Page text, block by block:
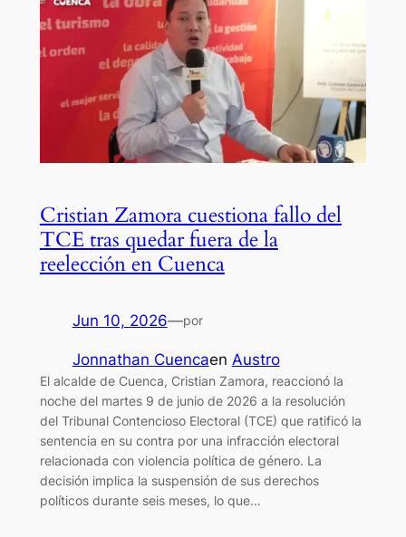
Cristian Zamora cuestiona fallo del
TCE tras quedar fuera de la
reelección en Cuenca
Jun 10, 2026—por
Jonnathan Cuencaen Austro
El alcalde de Cuenca, Cristian Zamora, reaccionó la
noche del martes 9 de junio de 2026 a la resolución
del Tribunal Contencioso Electoral (TCE) que ratificó la
sentencia en su contra por una infracción electoral
relacionada con violencia política de género. La
decisión implica la suspensión de sus derechos
políticos durante seis meses, lo que…